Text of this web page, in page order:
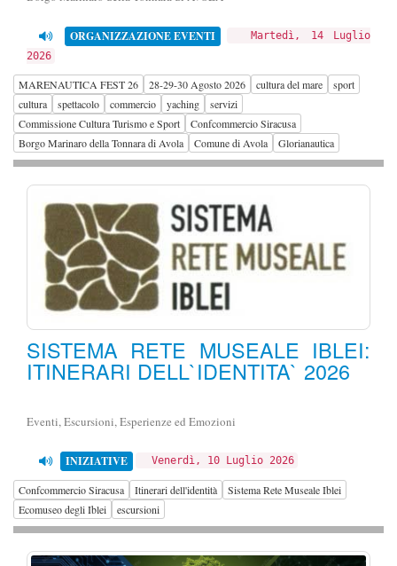
ORGANIZZAZIONE EVENTI
Martedì, 14 Luglio
2026
MARENAUTICA FEST 26 28-29-30 Agosto 2026 cultura del mare
sport
cultura
spettacolo commercio yaching
servizi
Commissione Cultura Turismo e Sport
Confcommercio Siracusa
Borgo Marinaro della Tonnara di Avola
Comune di Avola Glorianautica
SISTEMA RETE MUSEALE IBLEI:
ITINERARI DELL`IDENTITA` 2026
Eventi, Escursioni, Esperienze ed Emozioni
INIZIATIVE Venerdì, 10 Luglio 2026
Confcommercio Siracusa Itinerari dell'identità
Sistema Rete Museale Iblei
Ecomuseo degli Iblei
escursioni